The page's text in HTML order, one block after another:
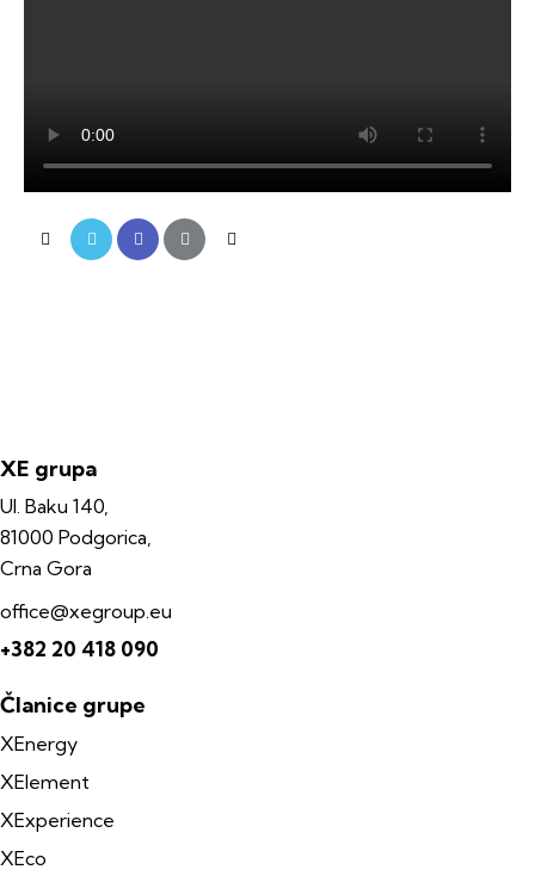
XE grupa
Ul. Baku 140,
81000 Podgorica,
Crna Gora
office@xegroup.eu
+382 20 418 090
Članice grupe
XEnergy
XElement
XExperience
XEco